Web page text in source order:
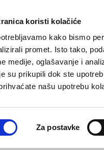
koristi kolačiće
kako bismo
promet. Isto tako,
medije, oglašavanje i
su prikupili dok ste
našu upotrebu
Za postavke